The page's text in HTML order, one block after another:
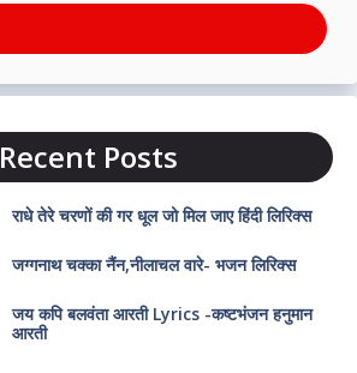
Recent Posts
राधे तेरे चरणों की गर धूल जो मिल जाए हिंदी लिरिक्स
जग्गनाथ चक्का नैंन,नीलाचल वारे- भजन लिरिक्स
जय कपि बलवंता आरती Lyrics -कष्टभंजन हनुमान
आरती